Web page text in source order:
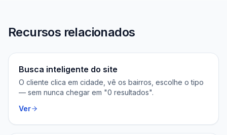
Recursos relacionados
Busca inteligente do site
O cliente clica em cidade, vê os bairros, escolhe o tipo
— sem nunca chegar em "0 resultados".
Ver